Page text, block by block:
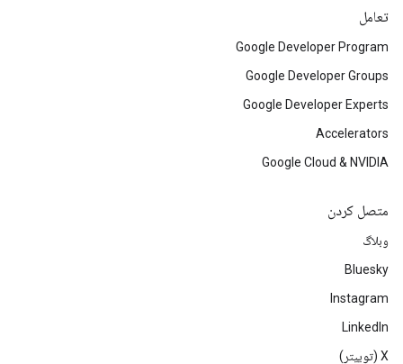
تعامل
Google Developer Program
Google Developer Groups
Google Developer Experts
Accelerators
Google Cloud & NVIDIA
متصل کردن
وبلاگ
Bluesky
Instagram
LinkedIn
‫X (توییتر)